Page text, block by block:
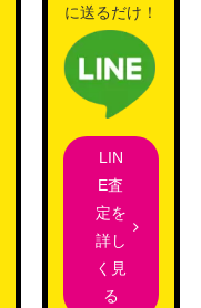
に送るだけ！
LIN
E査
定を
詳し
く見
る